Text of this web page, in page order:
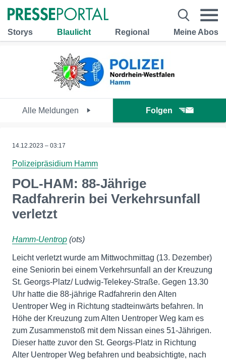
Storys Blaulicht Regional Meine Abos
Alle Meldungen Folgen
14.12.2023 – 03:17
Polizeipräsidium Hamm
POL-HAM: 88-Jährige
Radfahrerin bei Verkehrsunfall
verletzt
Hamm-Uentrop (ots)
Leicht verletzt wurde am Mittwochmittag (13. Dezember)
eine Seniorin bei einem Verkehrsunfall an der Kreuzung
St. Georgs-Platz/ Ludwig-Telekey-Straße. Gegen 13.30
Uhr hatte die 88-jährige Radfahrerin den Alten
Uentroper Weg in Richtung stadteinwärts befahren. In
Höhe der Kreuzung zum Alten Uentroper Weg kam es
zum Zusammenstoß mit dem Nissan eines 51-Jährigen.
Dieser hatte zuvor den St. Georgs-Platz in Richtung
Alter Uentroper Weg befahren und beabsichtigte, nach